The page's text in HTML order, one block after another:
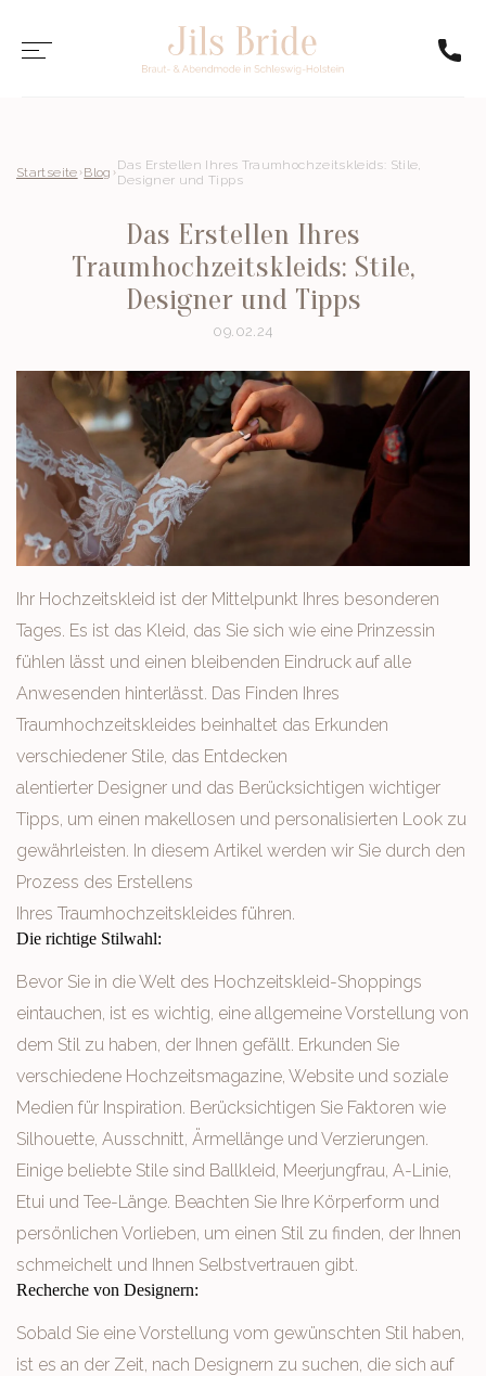
Startseite Blog Das Erstellen Ihres Traumhochzeitskleids: Stile,
Designer und Tipps
Das Erstellen Ihres
Traumhochzeitskleids: Stile,
Designer und Tipps
09.02.24
Ihr Hochzeitskleid ist der Mittelpunkt Ihres besonderen
Tages. Es ist das Kleid, das Sie sich wie eine Prinzessin
fühlen lässt und einen bleibenden Eindruck auf alle
Anwesenden hinterlässt. Das Finden Ihres
Traumhochzeitskleides beinhaltet das Erkunden
verschiedener Stile, das Entdecken
alentierter Designer und das Berücksichtigen wichtiger
Tipps, um einen makellosen und personalisierten Look zu
gewährleisten. In diesem Artikel werden wir Sie durch den
Prozess des Erstellens
Ihres Traumhochzeitskleides führen.
Die richtige Stilwahl:
Bevor Sie in die Welt des Hochzeitskleid-Shoppings
eintauchen, ist es wichtig, eine allgemeine Vorstellung von
dem Stil zu haben, der Ihnen gefällt. Erkunden Sie
verschiedene Hochzeitsmagazine, Website und soziale
Medien für Inspiration. Berücksichtigen Sie Faktoren wie
Silhouette, Ausschnitt, Ärmellänge und Verzierungen.
Einige beliebte Stile sind Ballkleid, Meerjungfrau, A-Linie,
Etui und Tee-Länge. Beachten Sie Ihre Körperform und
persönlichen Vorlieben, um einen Stil zu finden, der Ihnen
schmeichelt und Ihnen Selbstvertrauen gibt.
Recherche von Designern:
Sobald Sie eine Vorstellung vom gewünschten Stil haben,
ist es an der Zeit, nach Designern zu suchen, die sich auf